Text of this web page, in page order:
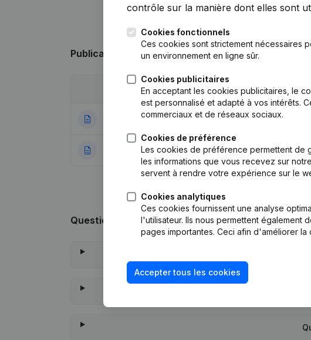
Publications de At Optic
Publication
04-05-2022 Modification Forme Juridique
27-12-2018 Rubrique Constitution
Questions fréquemment posées
contrôle sur la manière dont elles sont
Cookies fonctionnels
Ces cookies sont strictement nécessaires
un environnement en ligne sûr.
Cookies publicitaires
En acceptant les cookies publicitaires, le
est personnalisé et adapté à vos intérêts.
commerciaux et de réseaux sociaux.
Cookies de préférence
Les cookies de préférence permettent de
les informations que vous recevez sur
servent à rendre votre expérience sur le
Cookies analytiques
Ces cookies fournissent une analyse
l'utilisateur. Ils nous permettent également
pages importantes. Ceci afin d'améliorer
Accepter tous les cookies